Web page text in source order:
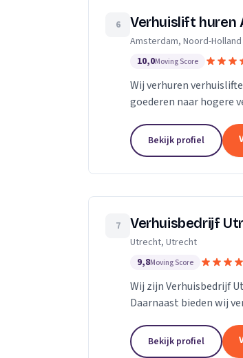
6 Verhuislift huren
Amsterdam, Noord-Holland
10,0Moving Score
Wij verhuren
goederen naar hogere
Bekijk profiel
7 Verhuisbedrijf
Utrecht, Utrecht
9,8Moving Score
Wij zijn Verhuisbedrijf
Daarnaast bieden wij
Bekijk profiel